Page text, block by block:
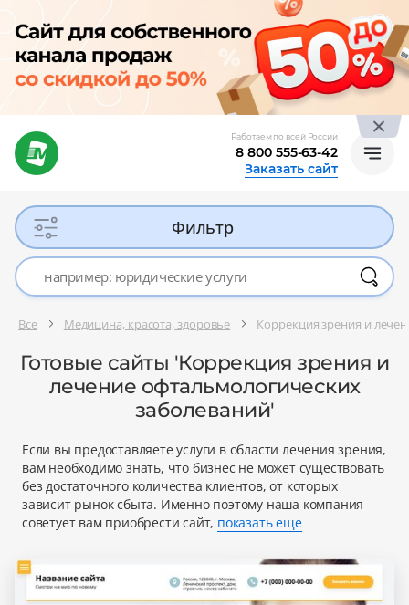
Работаем по всей России
8 800 555-63-42
Заказать сайт
Фильтр
Все Медицина, красота, здоровье Коррекция зрения и
Готовые сайты 'Коррекция зрения и
лечение офтальмологических
заболеваний'
Если вы предоставляете услуги в области лечения зрения,
вам необходимо знать, что бизнес не может существовать
без достаточного количества клиентов, от которых
зависит рынок сбыта. Именно поэтому наша компания
советует вам приобрести сайт, показать еще